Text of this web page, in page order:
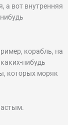
а вот внутренняя
корабль, на
нибудь
которых моряк